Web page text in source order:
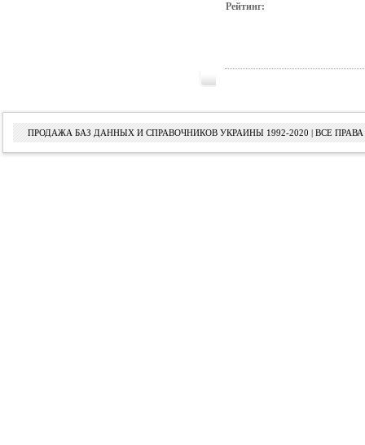
Рейтинг:
ПРОДАЖА БАЗ ДАННЫХ И СПРАВОЧНИКОВ УКРАИНЫ 1992-2020 | ВСЕ